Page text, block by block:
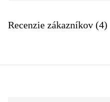
Recenzie zákazníkov (4)